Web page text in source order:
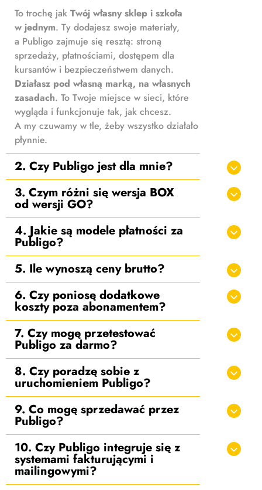
To trochę jak Twój własny sklep i szkoła
w jednym. Ty dodajesz swoje materiały,
a Publigo zajmuje się resztą: stroną
sprzedaży, płatnościami, dostępem dla
kursantów i bezpieczeństwem danych.
Działasz pod własną marką, na własnych
zasadach. To Twoje miejsce w sieci, które
wygląda i funkcjonuje tak, jak chcesz.
A my czuwamy w tle, żeby wszystko działało
płynnie.
2. Czy Publigo jest dla mnie?
3. Czym różni się wersja BOX
od wersji GO?
4. Jakie są modele płatności za
Publigo?
5. Ile wynoszą ceny brutto?
6. Czy poniosę dodatkowe
koszty poza abonamentem?
7. Czy mogę przetestować
Publigo za darmo?
8. Czy poradzę sobie z
uruchomieniem Publigo?
9. Co mogę sprzedawać przez
Publigo?
10. Czy Publigo integruje się z
systemami fakturującymi i
mailingowymi?